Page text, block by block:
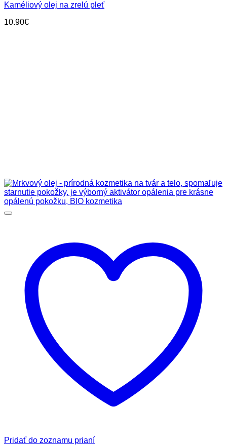
Kaméliový olej na zrelú pleť
10.90€
Pridať do zoznamu prianí